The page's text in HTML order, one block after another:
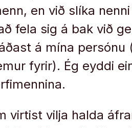
en við slíka
fela sig á bak við
á mína persónu
fyrir). Ég eyddi
virtist vilja halda